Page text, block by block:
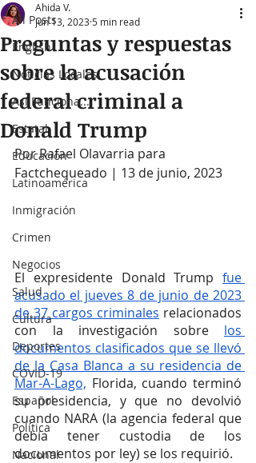
All Posts
English
Noticias Locales
Así Funciona...
Estatal
Educación
Latinoamérica
Inmigración
Crimen
Negocios
Salud
Cultura
Deportes
COVID-19
Español
Política
Nacional
Preguntas y respuestas
sobre la acusación
federal criminal a
Donald Trump
Ahida V.
Jun 13, 2023 5 min read
Por Rafael Olavarria para
Factchequeado | 13 de junio, 2023
El expresidente Donald Trump fue
acusado el jueves 8 de junio de 2023
de 37 cargos criminales relacionados
con la investigación sobre los
documentos clasificados que se llevó
de la Casa Blanca a su residencia de
Mar-A-Lago, Florida, cuando terminó
su presidencia, y que no devolvió
cuando NARA (la agencia federal que
debía tener custodia de los
documentos por ley) se los requirió.